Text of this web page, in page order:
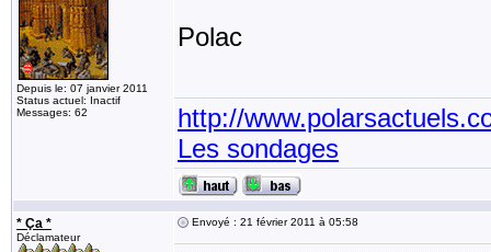
Depuis le: 07 janvier 2011
Status actuel: Inactif
Messages: 62
Polac
http://
Les sondages
* Ça *
Déclamateur
Envoyé : 21 février 2011 à 05:58